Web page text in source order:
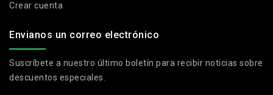
Crear cuenta
Envianos un correo electrónico
Suscríbete a nuestro último boletín para recibir noticias sobre
descuentos especiales.